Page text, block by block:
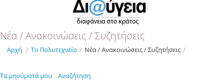
Νέα / Ανακοινώσεις / Συζητήσεις
Αρχή / Το Πολυτεχνείο / Νέα / Ανακοινώσεις / Συζητήσεις /
Τα μηνύματά μου Αναζήτηση